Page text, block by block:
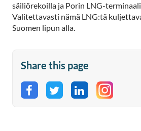
säiliörekoilla ja Porin LNG-
Valitettavasti nämä LNG:tä
Suomen lipun alla.
Share this page
Share on Facebook
Share on Twitter
Share on